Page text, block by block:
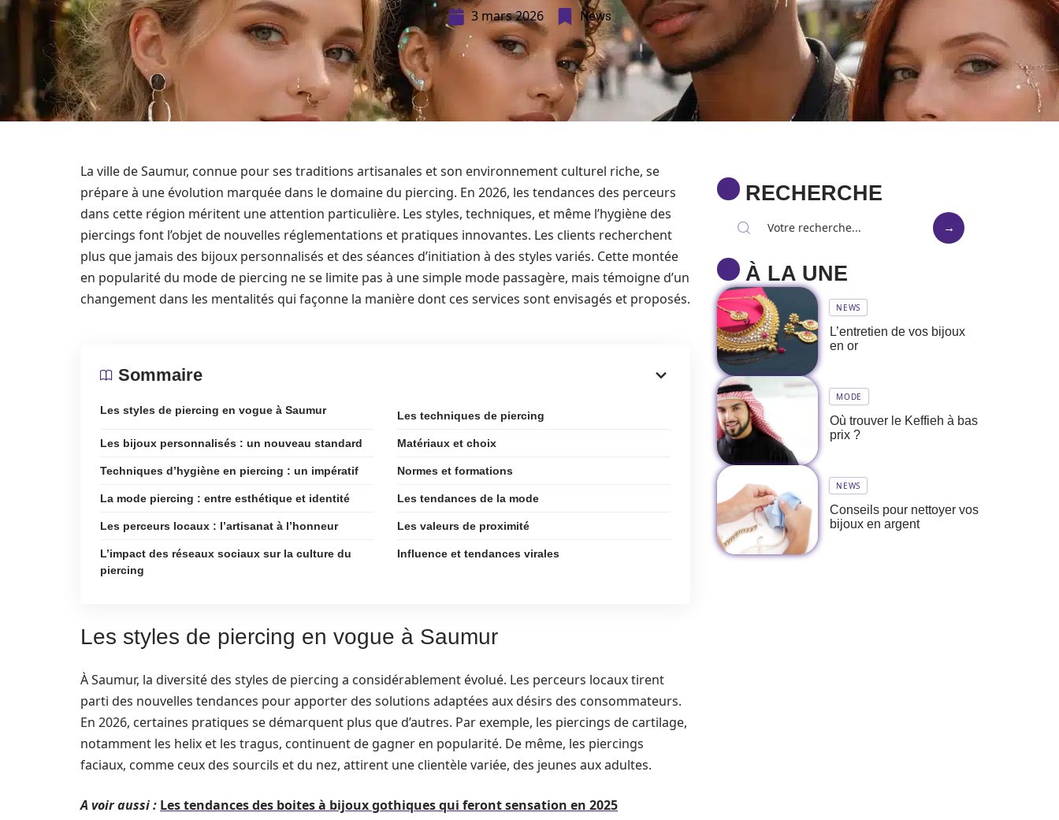
3 mars 2026 News
La ville de Saumur, connue pour ses traditions artisanales et son environnement culturel riche, se
prépare à une évolution marquée dans le domaine du piercing. En 2026, les tendances des perceurs
dans cette région méritent une attention particulière. Les styles, techniques, et même l’hygiène des
piercings font l’objet de nouvelles réglementations et pratiques innovantes. Les clients recherchent
plus que jamais des bijoux personnalisés et des séances d’initiation à des styles variés. Cette montée
en popularité du mode de piercing ne se limite pas à une simple mode passagère, mais témoigne d’un
changement dans les mentalités qui façonne la manière dont ces services sont envisagés et proposés.
Sommaire
Les styles de piercing en vogue à Saumur Les techniques de piercing
Les bijoux personnalisés : un nouveau standard Matériaux et choix
Techniques d’hygiène en piercing : un impératif Normes et formations
La mode piercing : entre esthétique et identité Les tendances de la mode
Les perceurs locaux : l’artisanat à l’honneur Les valeurs de proximité
L’impact des réseaux sociaux sur la culture du
piercing
Influence et tendances virales
Les styles de piercing en vogue à Saumur
À Saumur, la diversité des styles de piercing a considérablement évolué. Les perceurs locaux tirent
parti des nouvelles tendances pour apporter des solutions adaptées aux désirs des consommateurs.
En 2026, certaines pratiques se démarquent plus que d’autres. Par exemple, les piercings de cartilage,
notamment les helix et les tragus, continuent de gagner en popularité. De même, les piercings
faciaux, comme ceux des sourcils et du nez, attirent une clientèle variée, des jeunes aux adultes.
A voir aussi : Les tendances des boites à bijoux gothiques qui feront sensation en 2025
RECHERCHE
À LA UNE
NEWS
L’entretien de vos bijoux
en or
MODE
Où trouver le Keffieh à bas
prix ?
NEWS
Conseils pour nettoyer vos
bijoux en argent